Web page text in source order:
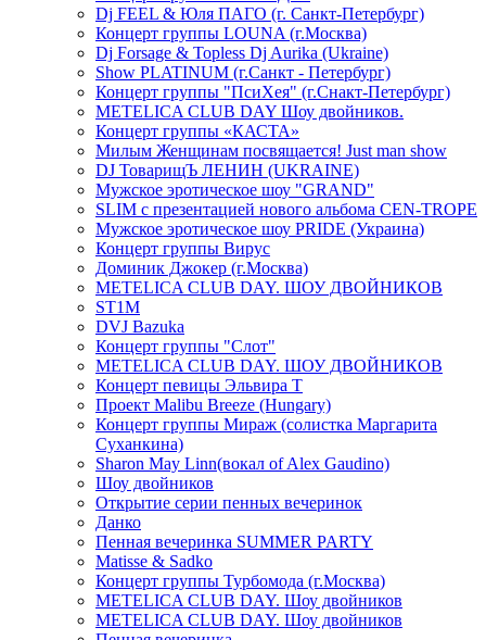
Dj FEEL & Юля ПАГО (г. Санкт-Петербург)
Концерт группы LOUNA (г.Москва)
Dj Forsage & Topless Dj Aurika (Ukraine)
Show PLATINUM (г.Санкт - Петербург)
Концерт группы "ПсиХея" (г.Снакт-Петербург)
METELICA CLUB DAY Шоу двойников.
Концерт группы «КАСТА»
Милым Женщинам посвящается! Just man show
DJ ТоварищЪ ЛЕНИН (UKRAINE)
Мужское эротическое шоу "GRAND"
SLIM с презентацией нового альбома CEN-TROPE
Мужское эротическое шоу PRIDE (Украина)
Концерт группы Вирус
Доминик Джокер (г.Москва)
METELICA CLUB DAY. ШОУ ДВОЙНИКОВ
ST1M
DVJ Bazuka
Концерт группы "Слот"
METELICA CLUB DAY. ШОУ ДВОЙНИКОВ
Концерт певицы Эльвира Т
Проект Malibu Breeze (Hungary)
Концерт группы Мираж (солистка Маргарита
Суханкина)
Sharon May Linn(вокал of Alex Gaudino)
Шоу двойников
Открытие серии пенных вечеринок
Данко
Пенная вечеринка SUMMER PARTY
Matisse & Sadko
Концерт группы Турбомода (г.Москва)
METELICA CLUB DAY. Шоу двойников
METELICA CLUB DAY. Шоу двойников